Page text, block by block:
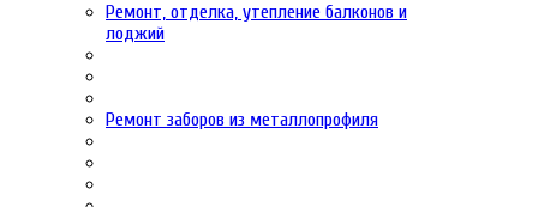
Ремонт, отделка, утепление балконов и
лоджий
Ремонт заборов из металлопрофиля